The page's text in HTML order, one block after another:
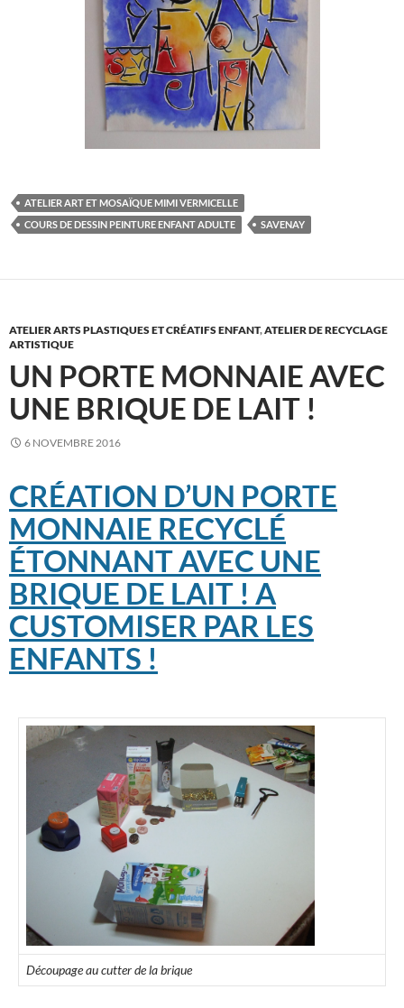
ATELIER ART ET MOSAÏQUE MIMI VERMICELLE
COURS DE DESSIN PEINTURE ENFANT ADULTE
SAVENAY
ATELIER ARTS PLASTIQUES ET CRÉATIFS ENFANT,ATELIER DE RECYCLAGE
ARTISTIQUE
UN PORTE MONNAIE AVEC
UNE BRIQUE DE LAIT !
6 NOVEMBRE 2016
CRÉATION D’UN PORTE
MONNAIE RECYCLÉ
ÉTONNANT AVEC UNE
BRIQUE DE LAIT ! A
CUSTOMISER PAR LES
ENFANTS !
Découpage au cutter de la brique